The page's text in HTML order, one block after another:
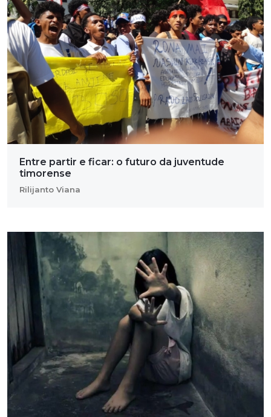
Entre partir e ficar: o futuro da juventude
timorense
Rilijanto Viana